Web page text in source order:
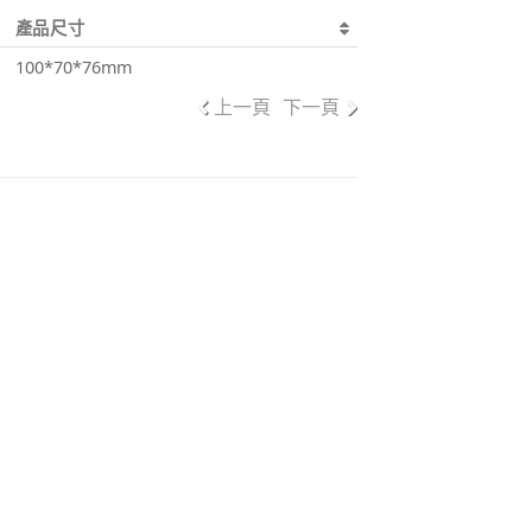
產品尺寸
100*70*76mm
上一頁 下一頁